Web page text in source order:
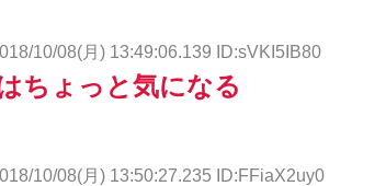
10/08(月) 13:49:06.139 ID:sVKI5IB80
ちょっと気になる
10/08(月) 13:50:27.235 ID:FFiaX2uy0